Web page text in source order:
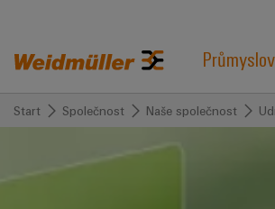
Start Společnost Naše společnost